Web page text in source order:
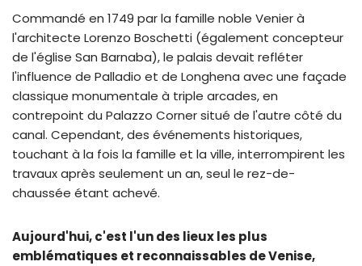
Commandé en 1749 par la famille noble Venier à
l'architecte Lorenzo Boschetti (également concepteur
de l'église San Barnaba), le palais devait refléter
l'influence de Palladio et de Longhena avec une façade
classique monumentale à triple arcades, en
contrepoint du Palazzo Corner situé de l'autre côté du
canal. Cependant, des événements historiques,
touchant à la fois la famille et la ville, interrompirent les
travaux après seulement un an, seul le rez-de-
chaussée étant achevé.
Aujourd'hui, c'est l'un des lieux les plus
emblématiques et reconnaissables de Venise,